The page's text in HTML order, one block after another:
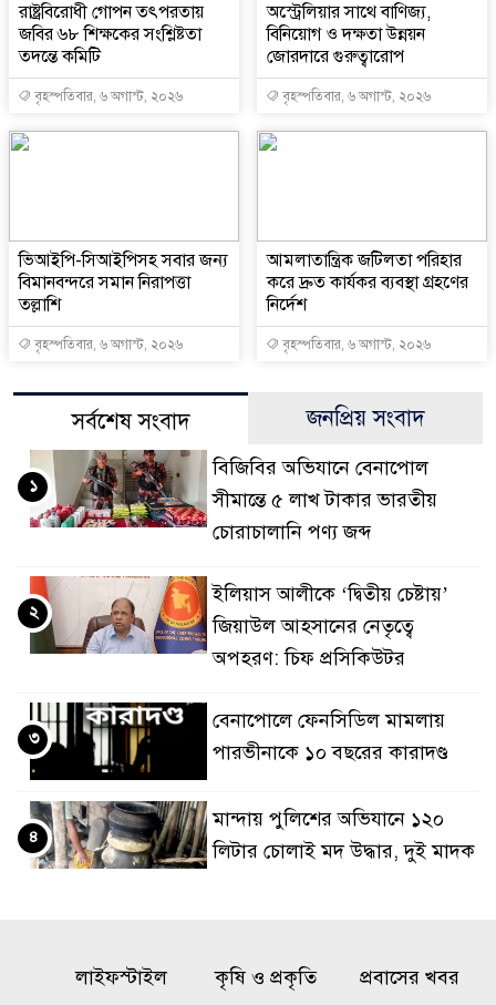
রাষ্ট্রবিরোধী গোপন তৎপরতায়
জবির ৬৮ শিক্ষকের সংশ্লিষ্টতা
তদন্তে কমিটি
বৃহস্পতিবার, ৬ অগাস্ট, ২০২৬
অস্ট্রেলিয়ার সাথে বাণিজ্য,
বিনিয়োগ ও দক্ষতা উন্নয়ন
জোরদারে গুরুত্বারোপ
বৃহস্পতিবার, ৬ অগাস্ট, ২০২৬
ভিআইপি-সিআইপিসহ সবার জন্য
বিমানবন্দরে সমান নিরাপত্তা
তল্লাশি
বৃহস্পতিবার, ৬ অগাস্ট, ২০২৬
আমলাতান্ত্রিক জটিলতা পরিহার
করে দ্রুত কার্যকর ব্যবস্থা গ্রহণের
নির্দেশ
বৃহস্পতিবার, ৬ অগাস্ট, ২০২৬
সর্বশেষ সংবাদ জনপ্রিয় সংবাদ
বিজিবির অভিযানে বেনাপোল
সীমান্তে ৫ লাখ টাকার ভারতীয়
চোরাচালানি পণ্য জব্দ
১
ইলিয়াস আলীকে ‘দ্বিতীয় চেষ্টায়’
জিয়াউল আহসানের নেতৃত্বে
অপহরণ: চিফ প্রসিকিউটর
২
বেনাপোলে ফেনসিডিল মামলায়
পারভীনাকে ১০ বছরের কারাদণ্ড
৩
মান্দায় পুলিশের অভিযানে ১২০
লিটার চোলাই মদ উদ্ধার, দুই মাদক
৪
জামায়াত নেতা বহিষ্কার
লাইফস্টাইল কৃষি ও প্রকৃতি
প্রবাসের খবর